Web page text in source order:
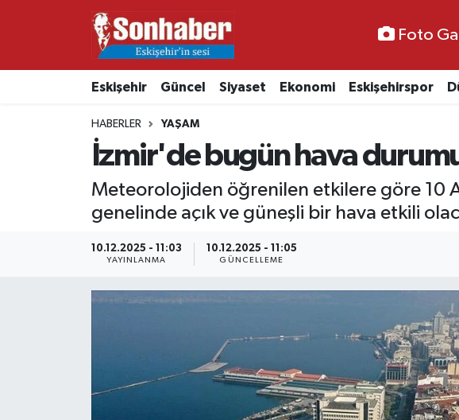
Foto
Eskişehir Güncel Siyaset Ekonomi Eskişehirspor
HABERLER YAŞAM
İzmir'de bugün hava
Meteorolojiden öğrenilen etkilere göre 10
genelinde açık ve güneşli bir hava etkili
10.12.2025 - 11:03
YAYINLANMA
10.12.2025 - 11:05
GÜNCELLEME
Ekonomi
Kültür & Sanat
Resmi İlanlar
Nöbetçi Eczaneler
Namaz Vakitleri
Trafik Durumu
Süper Lig Puan Durumu ve Fikstür
Tüm Manşetler
Son Dakika Haberleri